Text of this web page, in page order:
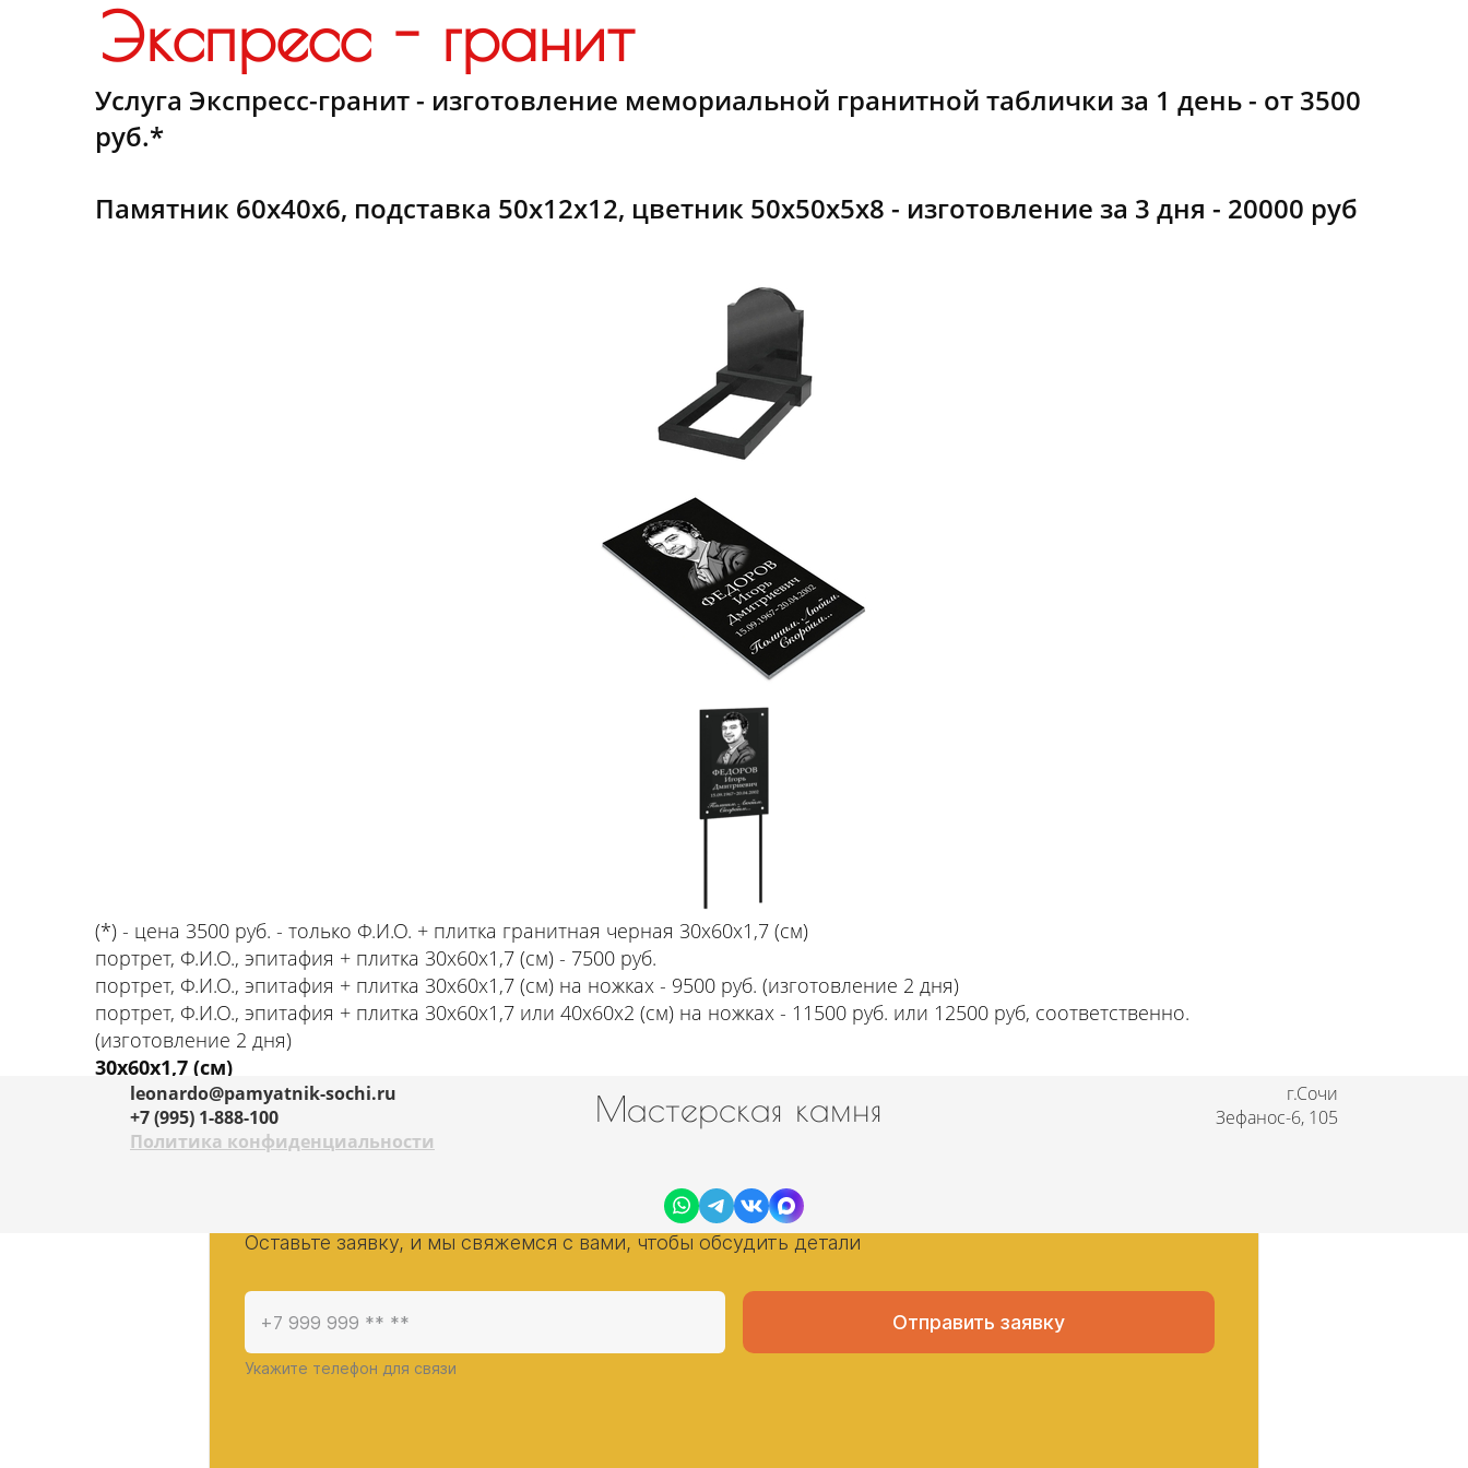
Экспресс - гранит
Услуга Экспресс-гранит - изготовление мемориальной гранитной таблички за 1 день - от 3500
руб.*
Памятник 60х40х6, подставка 50х12х12, цветник 50х50х5х8 - изготовление за 3 дня - 20000 руб
(*) - цена 3500 руб. - только Ф.И.О. + плитка гранитная черная 30х60х1,7 (см)
портрет, Ф.И.О., эпитафия + плитка 30х60х1,7 (см) - 7500 руб.
портрет, Ф.И.О., эпитафия + плитка 30х60х1,7 (см) на ножках - 9500 руб. (изготовление 2 дня)
портрет, Ф.И.О., эпитафия + плитка 30х60х1,7 или 40х60х2 (см) на ножках - 11500 руб. или 12500 руб, соответственно.
(изготовление 2 дня)
30х60х1,7 (см)
30х60х1,7 (см); 40х60х2 (см)
40х60х6 (см)
Закажите услугу Экспресс-гранит прямо сейчас
Оставьте заявку, и мы свяжемся с вами, чтобы обсудить детали
Укажите телефон для связи
Отправить заявку
leonardo@pamyatnik-sochi.ru
+7 (995) 1-888-100
Политика конфиденциальности
Мастерская камня
г.Сочи
Зефанос-6, 105